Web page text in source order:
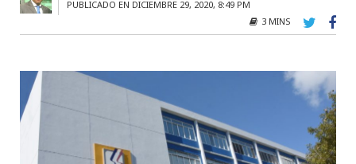
PUBLICADO EN DICIEMBRE 29, 2020, 8:49 PM
3 MINS